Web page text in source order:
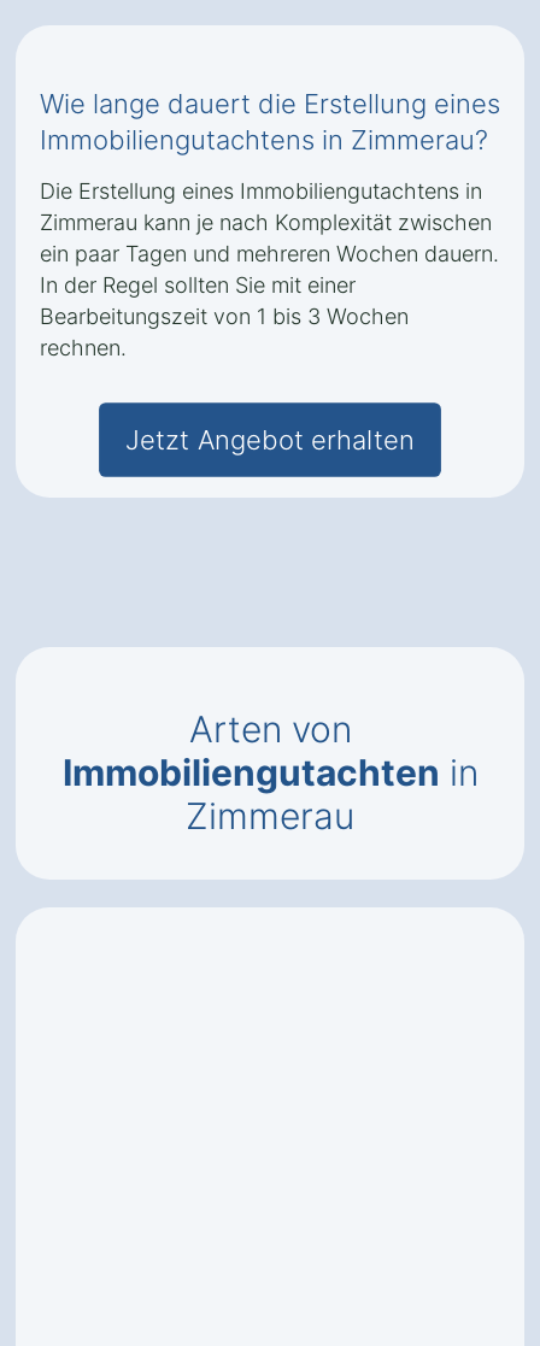
Wie lange dauert die Erstellung eines
Immobiliengutachtens in Zimmerau?
Die Erstellung eines Immobiliengutachtens in
Zimmerau kann je nach Komplexität zwischen
ein paar Tagen und mehreren Wochen dauern.
In der Regel sollten Sie mit einer
Bearbeitungszeit von 1 bis 3 Wochen
rechnen.
Jetzt Angebot erhalten
Arten von
Immobiliengutachten in
Zimmerau